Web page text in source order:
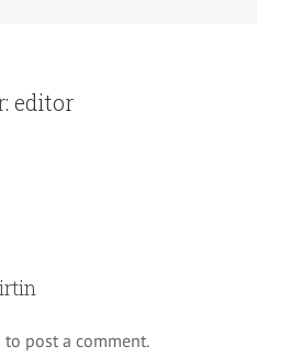
editor
to post a comment.